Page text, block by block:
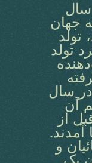
سال
به جهان
تولد
تولد
سال
آن
از
آمدند.
و